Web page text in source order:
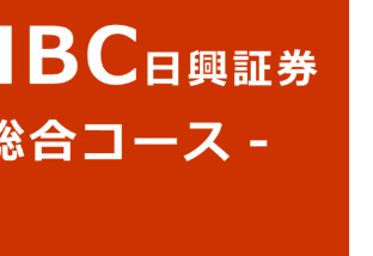
メーカー ｜ 9期連続の最高益・11期連続の10%
以上営業増益を達成 ｜ プライム上場 ｜ カプコン
[ 2026年5月15日 ] 【 28卒 ｜ 早期選考直結型の